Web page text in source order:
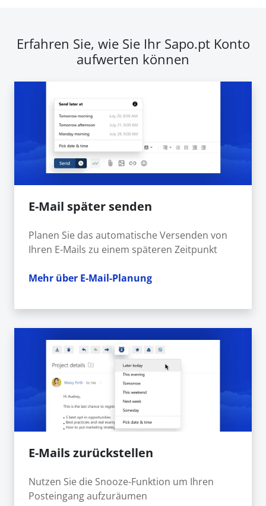
Erfahren Sie, wie Sie Ihr Sapo.pt Konto
aufwerten können
E-Mail später senden
Planen Sie das automatische Versenden von
Ihren E-Mails zu einem späteren Zeitpunkt
Mehr über E-Mail-Planung
E-Mails zurückstellen
Nutzen Sie die Snooze-Funktion um Ihren
Posteingang aufzuräumen